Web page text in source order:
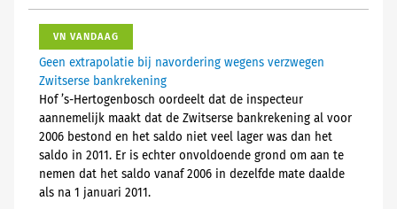
VN VANDAAG
Geen extrapolatie bij navordering wegens verzwegen
Zwitserse bankrekening
Hof ’s-Hertogenbosch oordeelt dat de inspecteur
aannemelijk maakt dat de Zwitserse bankrekening al voor
2006 bestond en het saldo niet veel lager was dan het
saldo in 2011. Er is echter onvoldoende grond om aan te
nemen dat het saldo vanaf 2006 in dezelfde mate daalde
als na 1 januari 2011.